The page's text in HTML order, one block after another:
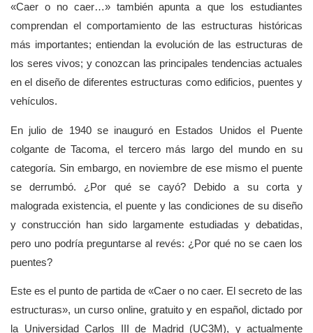
«Caer o no caer…» también apunta a que los estudiantes
comprendan el comportamiento de las estructuras históricas
más importantes; entiendan la evolución de las estructuras de
los seres vivos; y conozcan las principales tendencias actuales
en el diseño de diferentes estructuras como edificios, puentes y
vehículos.
En julio de 1940 se inauguró en Estados Unidos el Puente
colgante de Tacoma, el tercero más largo del mundo en su
categoría. Sin embargo, en noviembre de ese mismo el puente
se derrumbó. ¿Por qué se cayó? Debido a su corta y
malograda existencia, el puente y las condiciones de su diseño
y construcción han sido largamente estudiadas y debatidas,
pero uno podría preguntarse al revés: ¿Por qué no se caen los
puentes?
Este es el punto de partida de «Caer o no caer. El secreto de las
estructuras», un curso online, gratuito y en español, dictado por
la Universidad Carlos III de Madrid (UC3M), y actualmente